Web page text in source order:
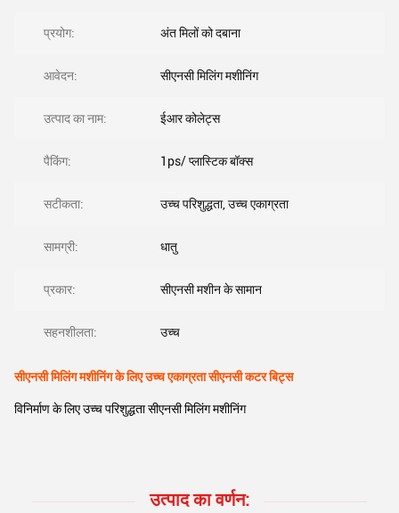
प्रयोग: अंत मिलों को दबाना
आवेदन: सीएनसी मिलिंग मशीनिंग
उत्पाद का नाम: ईआर कोलेट्स
पैकिंग: 1ps/ प्लास्टिक बॉक्स
सटीकता: उच्च परिशुद्धता, उच्च एकाग्रता
सामग्री: धातु
प्रकार: सीएनसी मशीन के सामान
सहनशीलता: उच्च
सीएनसी मिलिंग मशीनिंग के लिए उच्च एकाग्रता सीएनसी कटर बिट्स
विनिर्माण के लिए उच्च परिशुद्धता सीएनसी मिलिंग मशीनिंग
उत्पाद का वर्णन: